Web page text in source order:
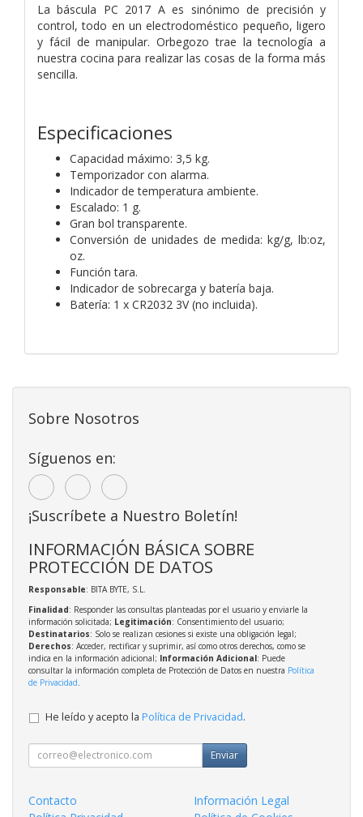
La báscula PC 2017 A es sinónimo de precisión y
control, todo en un electrodoméstico pequeño, ligero
y fácil de manipular. Orbegozo trae la tecnología a
nuestra cocina para realizar las cosas de la forma más
sencilla.
Especificaciones
Capacidad máximo: 3,5 kg.
Temporizador con alarma.
Indicador de temperatura ambiente.
Escalado: 1 g.
Gran bol transparente.
Conversión de unidades de medida: kg/g, lb:oz,
oz.
Función tara.
Indicador de sobrecarga y batería baja.
Batería: 1 x CR2032 3V (no incluida).
Sobre Nosotros
Síguenos en:
¡Suscríbete a Nuestro Boletín!
INFORMACIÓN BÁSICA SOBRE
PROTECCIÓN DE DATOS
Responsable: BITA BYTE, S.L.
Finalidad: Responder las consultas planteadas por el usuario y enviarle la
información solicitada; Legitimación: Consentimiento del usuario;
Destinatarios: Solo se realizan cesiones si existe una obligación legal;
Derechos: Acceder, rectificar y suprimir, así como otros derechos, como se
indica en la información adicional; Información Adicional: Puede
consultar la información completa de Protección de Datos en nuestra Política
de Privacidad
He leído y acepto la Política de Privacidad.
Enviar
Contacto
Información Legal